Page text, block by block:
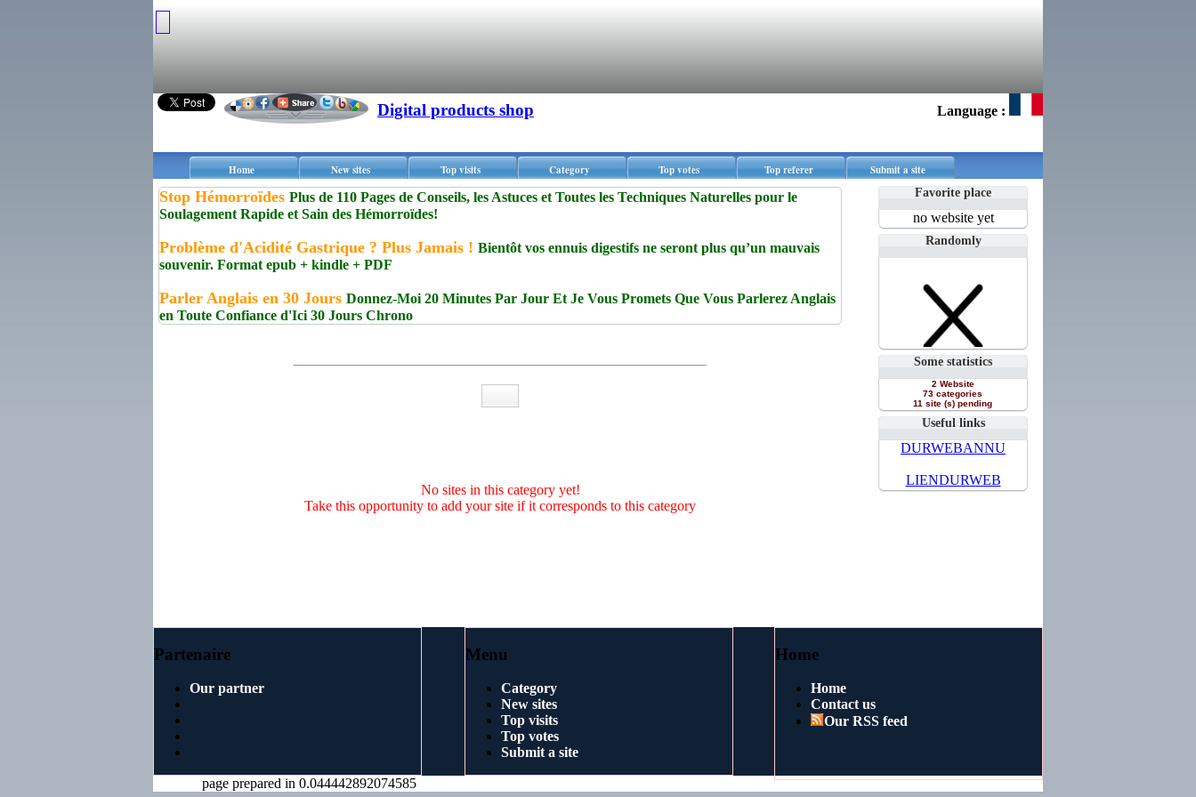
Digital products shop Language :
Home New sites Top visits Category Top votes Top referer Submit a site
Favorite place
no website yet
Randomly
Some statistics
2 Website
73 categories
11 site (s) pending
Useful links
DURWEBANNU
LIENDURWEB
Stop Hémorroïdes Plus de 110 Pages de Conseils, les Astuces et Toutes les Techniques Naturelles pour le
Soulagement Rapide et Sain des Hémorroïdes!
Problème d'Acidité Gastrique ? Plus Jamais ! Bientôt vos ennuis digestifs ne seront plus qu’un mauvais
souvenir. Format epub + kindle + PDF
Parler Anglais en 30 Jours Donnez-Moi 20 Minutes Par Jour Et Je Vous Promets Que Vous Parlerez Anglais
en Toute Confiance d'Ici 30 Jours Chrono
No sites in this category yet!
Take this opportunity to add your site if it corresponds to this category
Home
Home
Contact us
Our RSS feed
Menu
Category
New sites
Top visits
Top votes
Submit a site
Partenaire
Our partner
page prepared in 0.044442892074585